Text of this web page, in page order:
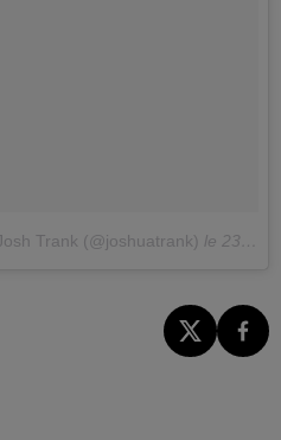
Trank (@joshuatrank) le 23 Mars 2018 à 5 :02 PDT